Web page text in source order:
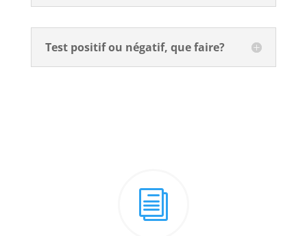
Test positif ou négatif, que faire?
i